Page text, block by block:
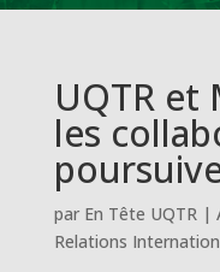
UQTR et
les
par En Tête UQTR|
Relations